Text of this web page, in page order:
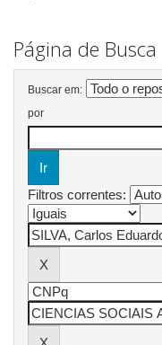
Página de Busca
Buscar em:
por
Filtros correntes: